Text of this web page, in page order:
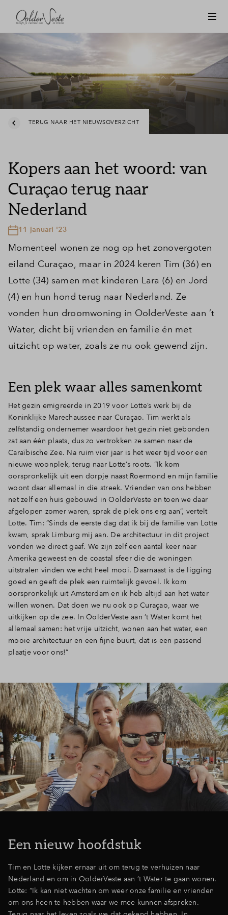
Inloggen
TERUG NAAR HET NIEUWSOVERZICHT
Kopers aan het woord: van
Curaçao terug naar
Nederland
11 januari '23
Momenteel wonen ze nog op het zonovergoten
eiland Curaçao, maar in 2024 keren Tim (36) en
Lotte (34) samen met kinderen Lara (6) en Jord
(4) en hun hond terug naar Nederland. Ze
vonden hun droomwoning in OolderVeste aan ’t
Water, dicht bij vrienden en familie én met
uitzicht op water, zoals ze nu ook gewend zijn.
Een plek waar alles samenkomt
Het gezin emigreerde in 2019 voor Lotte’s werk bij de
Koninklijke Marechaussee naar Curaçao. Tim werkt als
zelfstandig ondernemer waardoor het gezin niet gebonden
zat aan één plaats, dus zo vertrokken ze samen naar de
Caraïbische Zee. Na ruim vier jaar is het weer tijd voor een
nieuwe woonplek, terug naar Lotte’s roots. “Ik kom
oorspronkelijk uit een dorpje naast Roermond en mijn familie
woont daar allemaal in die streek. Vrienden van ons hebben
net zelf een huis gebouwd in OolderVeste en toen we daar
afgelopen zomer waren, sprak de plek ons erg aan”, vertelt
Lotte. Tim: “Sinds de eerste dag dat ik bij de familie van Lotte
kwam, sprak Limburg mij aan. De architectuur in dit project
vonden we direct gaaf. We zijn zelf een aantal keer naar
Amerika geweest en de coastal sfeer die de woningen
uitstralen vinden we echt heel mooi. Daarnaast is de ligging
goed en geeft de plek een ruimtelijk gevoel. Ik kom
oorspronkelijk uit Amsterdam en ik heb altijd aan het water
willen wonen. Dat doen we nu ook op Curaçao, waar we
uitkijken op de zee. In OolderVeste aan ’t Water komt het
allemaal samen: het vrije uitzicht, wonen aan het water, een
mooie architectuur en een fijne buurt, dat is een passend
plaatje voor ons!”
Een nieuw hoofdstuk
Tim en Lotte kijken ernaar uit om terug te verhuizen naar
Nederland en om in OolderVeste aan ’t Water te gaan wonen.
Lotte: “Ik kan niet wachten om weer onze familie en vrienden
om ons heen te hebben waar we mee kunnen afspreken.